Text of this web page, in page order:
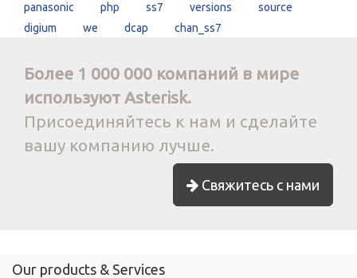
panasonic
php ss7 versions
source
digium
we dcap chan_ss7
Более 1 000 000 компаний в мире
используют Asterisk.
Присоединяйтесь к нам и сделайте
вашу компанию лучше.
Свяжитесь с нами
Our products & Services